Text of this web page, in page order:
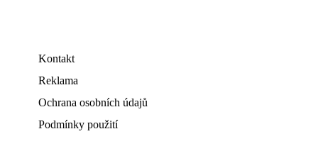
Kontakt
Reklama
Ochrana osobních údajů
Podmínky použití